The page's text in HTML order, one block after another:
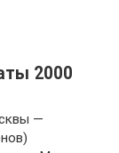
2000
—